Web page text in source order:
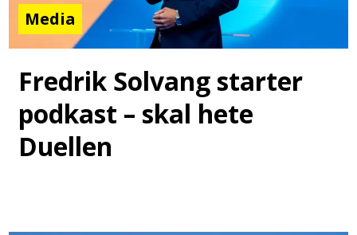
Media
Fredrik Solvang starter
podkast – skal hete
Duellen